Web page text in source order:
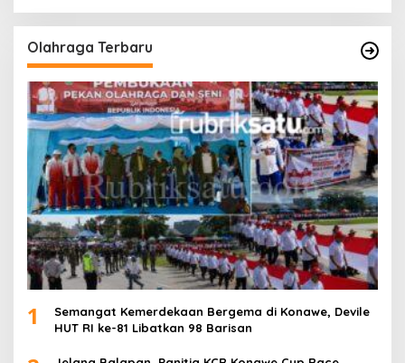
Olahraga Terbaru
1
Semangat Kemerdekaan Bergema di Konawe, Devile
HUT RI ke-81 Libatkan 98 Barisan